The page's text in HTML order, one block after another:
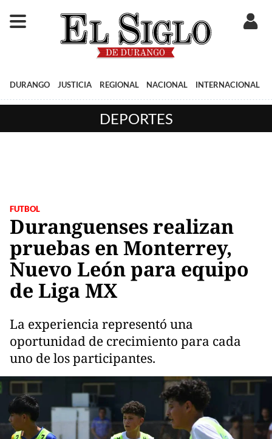
DURANGO JUSTICIA REGIONAL NACIONAL INTERNACIONAL
DEPORTES
FUTBOL
Duranguenses realizan
pruebas en Monterrey,
Nuevo León para equipo
de Liga MX
La experiencia representó una
oportunidad de crecimiento para cada
uno de los participantes.